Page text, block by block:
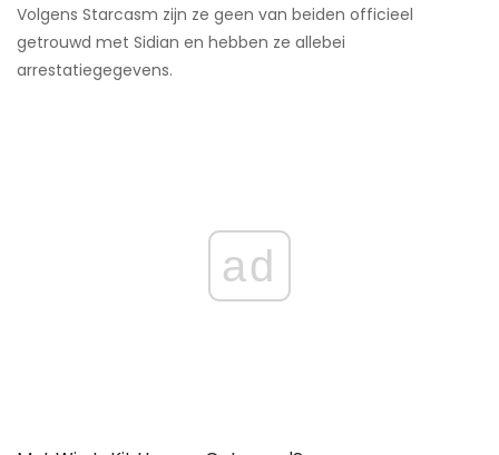
Volgens Starcasm zijn ze geen van beiden officieel
getrouwd met Sidian en hebben ze allebei
arrestatiegegevens.
ad